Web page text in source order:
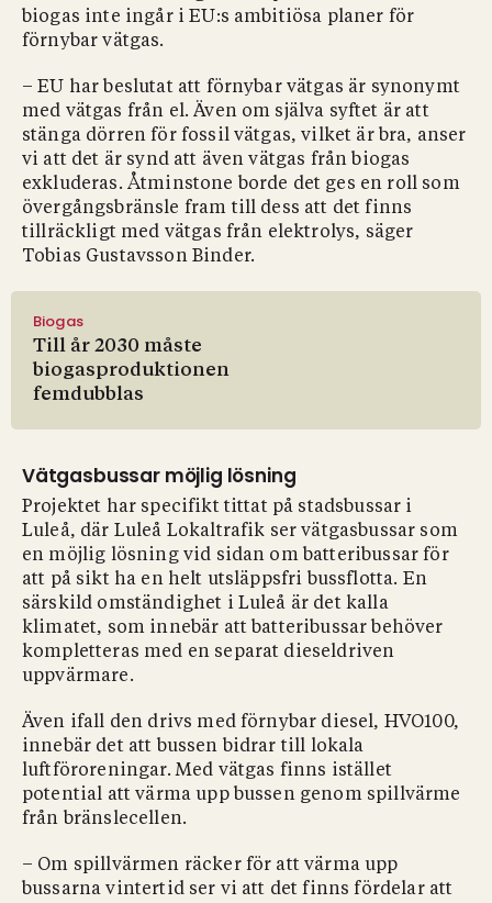
biogas inte ingår i EU:s ambitiösa planer för
förnybar vätgas.
– EU har beslutat att förnybar vätgas är synonymt
med vätgas från el. Även om själva syftet är att
stänga dörren för fossil vätgas, vilket är bra, anser
vi att det är synd att även vätgas från biogas
exkluderas. Åtminstone borde det ges en roll som
övergångsbränsle fram till dess att det finns
tillräckligt med vätgas från elektrolys, säger
Tobias Gustavsson Binder.
Biogas
Till år 2030 måste
biogasproduktionen
femdubblas
Vätgasbussar möjlig lösning
Projektet har specifikt tittat på stadsbussar i
Luleå, där Luleå Lokaltrafik ser vätgasbussar som
en möjlig lösning vid sidan om batteribussar för
att på sikt ha en helt utsläppsfri bussflotta. En
särskild omständighet i Luleå är det kalla
klimatet, som innebär att batteribussar behöver
kompletteras med en separat dieseldriven
uppvärmare.
Även ifall den drivs med förnybar diesel, HVO100,
innebär det att bussen bidrar till lokala
luftföroreningar. Med vätgas finns istället
potential att värma upp bussen genom spillvärme
från bränslecellen.
– Om spillvärmen räcker för att värma upp
bussarna vintertid ser vi att det finns fördelar att